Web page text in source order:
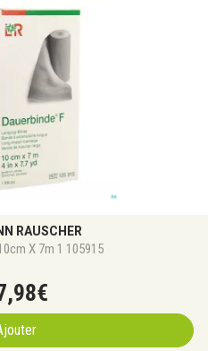
RAUSCHER
X 7m 1 105915
,98€